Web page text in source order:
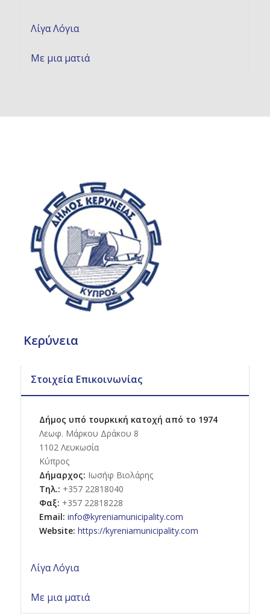
Λίγα Λόγια
Με μια ματιά
Κερύνεια
Στοιχεία Επικοινωνίας
Δήμος υπό τουρκική κατοχή από το 1974
Λεωφ. Μάρκου Δράκου 8
1102 Λευκωσία
Κύπρος
Δήμαρχος: Ιωσήφ Βιολάρης
Τηλ.: +357 22818040
Φαξ: +357 22818228
Email: info@kyreniamunicipality.com
Website: https://kyreniamunicipality.com
Λίγα Λόγια
Με μια ματιά